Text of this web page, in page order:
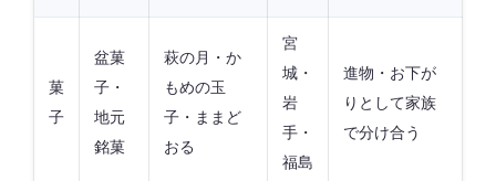
菓
子
盆菓
子・
地元
銘菓
萩の月・か
もめの玉
子・ままど
おる
宮
城・
岩
手・
福島
進物・お下が
りとして家族
で分け合う